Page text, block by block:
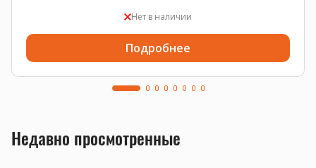
Нет в наличии
Подробнее
Недавно просмотренные